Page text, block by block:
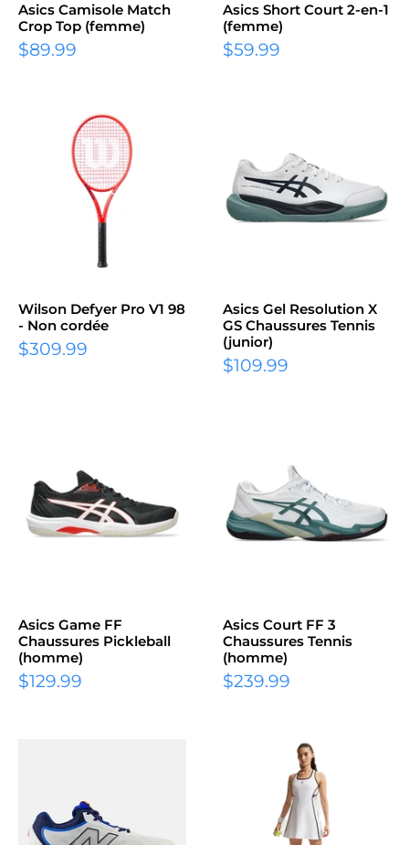
Asics Camisole Match
Crop Top (femme)
Prix
$89.99
Asics Short Court 2-en-1
(femme)
Prix
$59.99
Wilson Defyer Pro V1 98
- Non cordée
Prix
$309.99
Asics Gel Resolution X
GS Chaussures Tennis
(junior)
Prix
$109.99
Asics Game FF
Chaussures Pickleball
(homme)
Prix
$129.99
Asics Court FF 3
Chaussures Tennis
(homme)
Prix
$239.99